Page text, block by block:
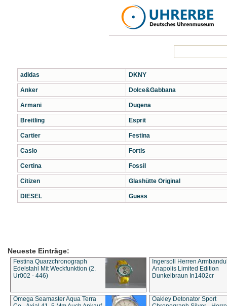
adidas
Anker
Armani
Breitling
Cartier
Casio
Certina
Citizen
DIESEL
DKNY
Dolce&Gabbana
Dugena
Esprit
Festina
Fortis
Fossil
Glashütte Original
Guess
Neueste Einträge:
Festina Quarzchronograph
Edelstahl Mit Weckfunktion (2.
Ur002 - 446)
Ingersoll Herren
Anapolis Limited Edition
Dunkelbraun In1402cr
Omega Seamaster Aqua Terra
Oakley Detonator Sport